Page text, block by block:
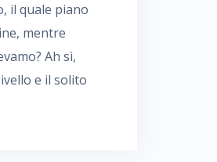
il quale piano
mentre
Ah sì,
e il solito